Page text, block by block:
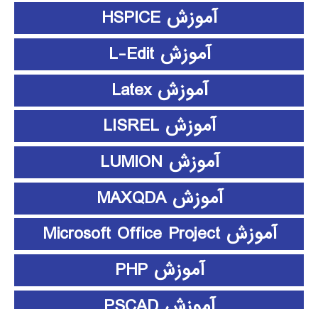
آموزش HSPICE
آموزش L-Edit
آموزش Latex
آموزش LISREL
آموزش LUMION
آموزش MAXQDA
آموزش Microsoft Office Project
آموزش PHP